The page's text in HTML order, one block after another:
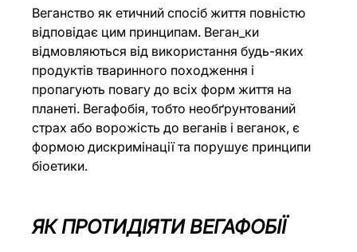
Веганство як етичний спосіб життя повністю
відповідає цим принципам. Веган_ки
відмовляються від використання будь-яких
продуктів тваринного походження і
пропагують повагу до всіх форм життя на
планеті. Вегафобія, тобто необґрунтований
страх або ворожість до веганів і веганок, є
формою дискримінації та порушує принципи
біоетики.
ЯК ПРОТИДІЯТИ ВЕГАФОБІЇ